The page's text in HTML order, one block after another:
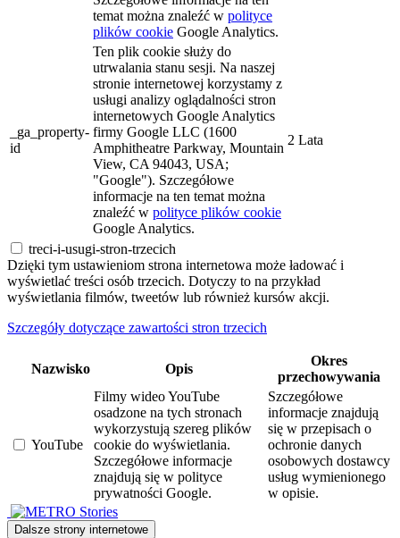
temat można znaleźć w polityce
plików cookie Google Analytics.
_ga_property-
id
Ten plik cookie służy do
utrwalania stanu sesji. Na naszej
stronie internetowej korzystamy z
usługi analizy oglądalności stron
internetowych Google Analytics
firmy Google LLC (1600
Amphitheatre Parkway, Mountain
View, CA 94043, USA;
"Google"). Szczegółowe
informacje na ten temat można
znaleźć w polityce plików cookie
Google Analytics.
2 Lata
treci-i-usugi-stron-trzecich
Dzięki tym ustawieniom strona internetowa może ładować i
wyświetlać treści osób trzecich. Dotyczy to na przykład
wyświetlania filmów, tweetów lub również kursów akcji.
Szczegóły dotyczące zawartości stron trzecich
Nazwisko Opis
Okres
przechowywania
YouTube
Filmy wideo YouTube
osadzone na tych stronach
wykorzystują szereg plików
cookie do wyświetlania.
Szczegółowe informacje
znajdują się w polityce
prywatności Google.
Szczegółowe
informacje znajdują
się w przepisach o
ochronie danych
osobowych dostawcy
usług wymienionego
w opisie.
Stories
Dalsze strony internetowe